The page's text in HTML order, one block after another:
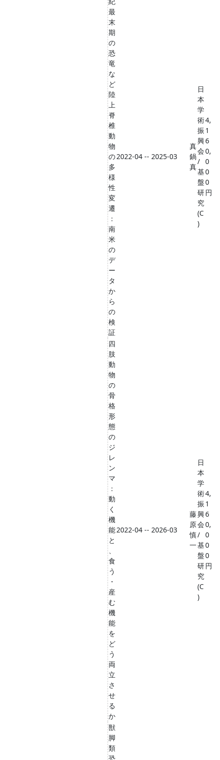
最
末
期
の
恐
竜
な
ど
陸
上
脊
椎
動
物
の
多
様
性
変
遷
：
南
米
の
デ
ー
タ
か
ら
の
検
証
2022-04 -- 2025-03
真
鍋
真
日
本
学
術
振
興
会
/
基
盤
研
究
(C
)
4,
1
6
0,
0
0
0
円
四
肢
動
物
の
骨
格
形
態
の
ジ
レ
ン
マ
：
動
く
機
能
と
、
食
う
・
産
む
機
能
を
ど
う
両
立
さ
せ
る
か
2022-04 -- 2026-03
藤
原
慎
一
日
本
学
術
振
興
会
/
基
盤
研
究
(C
)
4,
1
6
0,
0
0
0
円
獣
脚
類